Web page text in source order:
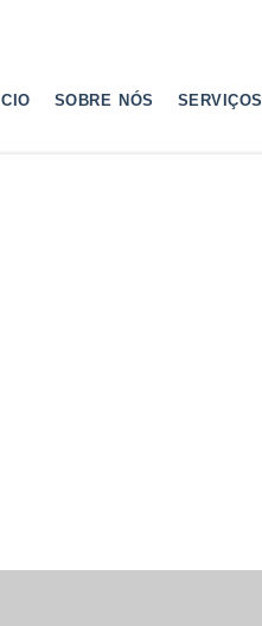
SOBRE NÓS SERVIÇOS